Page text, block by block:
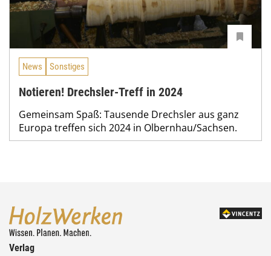
News Sonstiges
Notieren! Drechsler-Treff in 2024
Gemeinsam Spaß: Tausende Drechsler aus ganz
Europa treffen sich 2024 in Olbernhau/Sachsen.
Verlag